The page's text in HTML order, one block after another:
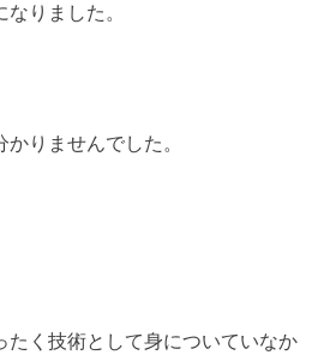
りました。
りませんでした。
たく技術として身についていなか